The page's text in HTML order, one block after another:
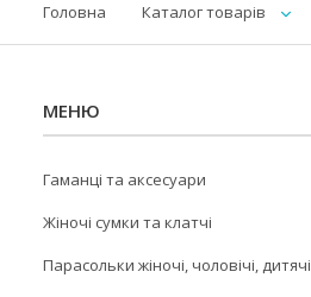
Головна Каталог товарів
Гаманці та аксесуари
Жіночі сумки та клатчі
Парасольки жіночі, чоловічі, дитячі